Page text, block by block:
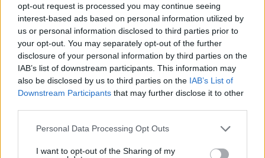
opt-out request is processed you may continue seeing
interest-based ads based on personal information utilized by
us or personal information disclosed to third parties prior to
your opt-out. You may separately opt-out of the further
disclosure of your personal information by third parties on the
IAB’s list of downstream participants. This information may
also be disclosed by us to third parties on the IAB’s List of
Downstream Participants that may further disclose it to other
Please note that this website/app uses one or more Google
not limited to your visit or usage behaviour. You may click to
Personal Data Processing Opt Outs
I want to opt-out of the Sharing of my
Αυτό το ανδρικό σώμα κερδίζει τις εντυπώσεις,
σύμφωνα με έρευνα – Και δεν έχει κοιλιακούς!
πριν 9 λεπτά
Κλείνει τα μεσάνυχτα ο λόφος Φινόπουλου στην Αθήνα
λόγω αυξημένου κινδύνου εκδήλωσης πυρκαγιάς
πριν 17 λεπτά
αποχαιρέτησαν τον πατέρα του Λιονέλ Μέσι
πριν 17 λεπτά
Φωτιά στη Μικρή Βίγλα της Νάξου, σηκώθηκε ένα
πριν 18 λεπτά